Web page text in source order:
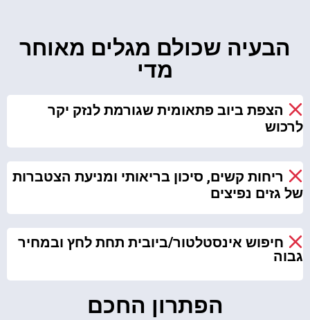
הבעיה שכולם מגלים מאוחר
מדי
הצפת ביוב פתאומית שגורמת לנזק יקר
לרכוש​
ריחות קשים, סיכון בריאותי ומניעת הצטברות
של גזים נפיצים​
חיפוש אינסטלטור/ביובית תחת לחץ ובמחיר
גבוה​
הפתרון החכם